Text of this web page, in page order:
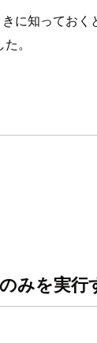
に知ってお
。
みを実行